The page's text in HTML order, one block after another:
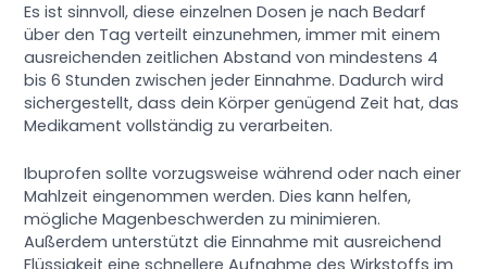
Es ist sinnvoll, diese einzelnen Dosen je nach Bedarf
über den Tag verteilt einzunehmen, immer mit einem
ausreichenden zeitlichen Abstand von mindestens 4
bis 6 Stunden zwischen jeder Einnahme. Dadurch wird
sichergestellt, dass dein Körper genügend Zeit hat, das
Medikament vollständig zu verarbeiten.
Ibuprofen sollte vorzugsweise während oder nach einer
Mahlzeit eingenommen werden. Dies kann helfen,
mögliche Magenbeschwerden zu minimieren.
Außerdem unterstützt die Einnahme mit ausreichend